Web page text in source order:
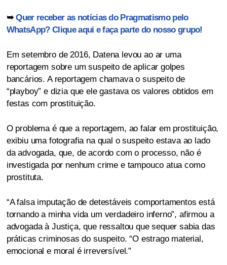
➥Quer receber as notícias do Pragmatismo pelo
WhatsApp? Clique aqui e faça parte do nosso grupo!
Em setembro de 2016, Datena levou ao ar uma
reportagem sobre um suspeito de aplicar golpes
bancários. A reportagem chamava o suspeito de
“playboy” e dizia que ele gastava os valores obtidos em
festas com prostituição.
O problema é que a reportagem, ao falar em prostituição,
exibiu uma fotografia na qual o suspeito estava ao lado
da advogada, que, de acordo com o processo, não é
investigada por nenhum crime e tampouco atua como
prostituta.
“A falsa imputação de detestáveis comportamentos está
tornando a minha vida um verdadeiro inferno”, afirmou a
advogada à Justiça, que ressaltou que sequer sabia das
práticas criminosas do suspeito. “O estrago material,
emocional e moral é irreversível.”